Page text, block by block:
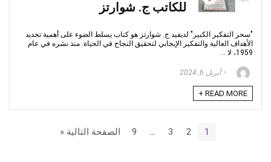
للكاتب ج. شوارتز
"سحر التفكير الكبير" لديفيد ج. شوارتز هو كتاب يسلط الضوء على أهمية تحديد
الأهداف العالية والتفكير الإيجابي لتحقيق النجاح في الحياة. منذ نشره في عام
1959، لا ...
أبريل 6, 2024
READ MORE +
1
2
3
9 الصفحة التالية «